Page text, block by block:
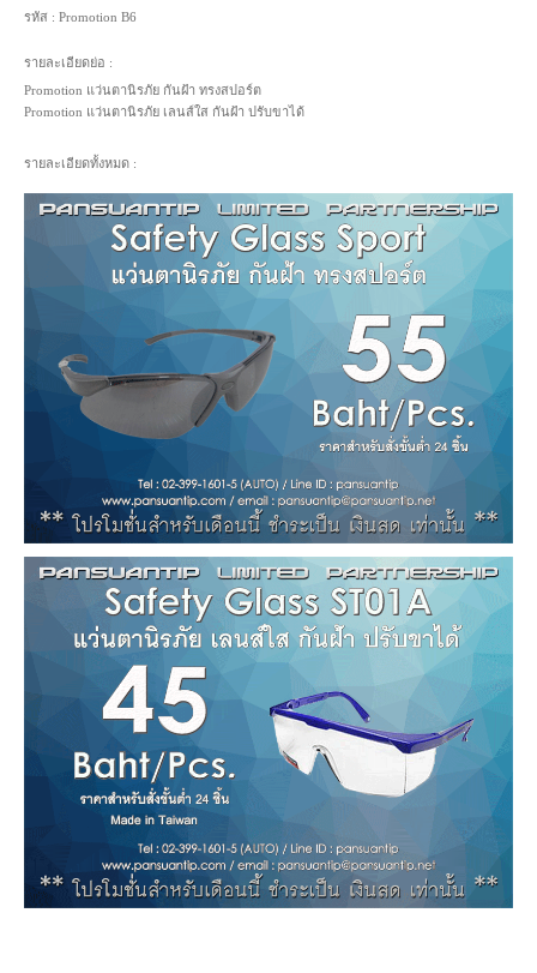
รหัส : Promotion B6
รายละเอียดย่อ :
Promotion แว่นตานิรภัย กันฝ้า ทรงสปอร์ต
Promotion แว่นตานิรภัย เลนส์ใส กันฝ้า ปรับขาได้
รายละเอียดทั้งหมด :